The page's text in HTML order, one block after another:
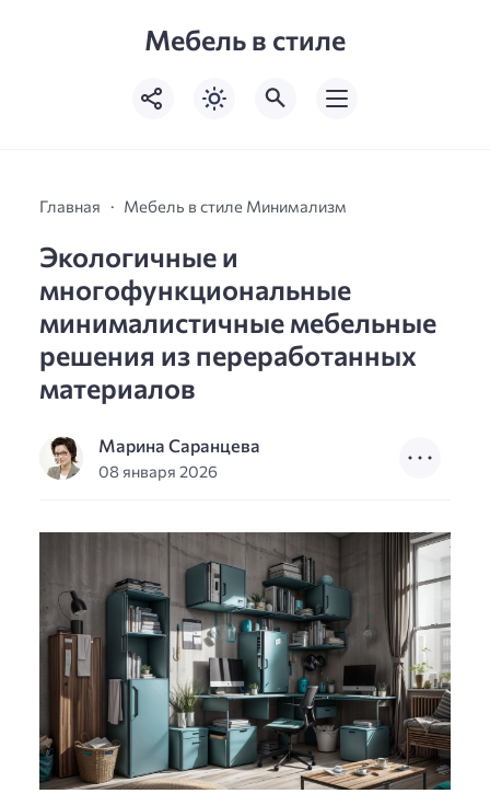
Мебель в стиле
Главная Мебель в стиле Минимализм
Экологичные и
многофункциональные
минималистичные мебельные
решения из переработанных
материалов
Марина Саранцева
08 января 2026